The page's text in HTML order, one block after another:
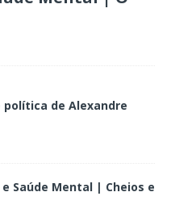
de Alexandre
Saúde Mental | Cheios e